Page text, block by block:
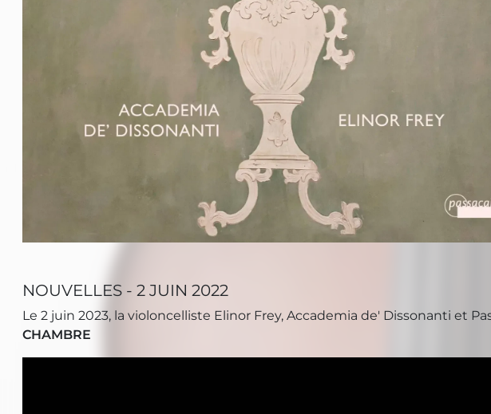
NOUVELLES - 2 JUIN 2022
Le 2 juin 2023, la violoncelliste Elinor Frey, Accademia de' Dissonanti et
CHAMBRE